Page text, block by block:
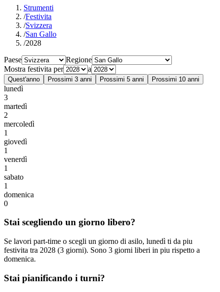
Strumenti
/Festivita
/Svizzera
/San Gallo
/2028
Paese
Regione
Mostra festivita per
a
Quest'anno Prossimi 3 anni Prossimi 5 anni Prossimi 10 anni
lunedì
3
martedì
2
mercoledì
1
giovedì
1
venerdì
1
sabato
1
domenica
0
Stai scegliendo un giorno libero?
Se lavori part-time o scegli un giorno di asilo, lunedì ti da piu
festivita tra 2028 (3 giorni). Sono 3 giorni liberi in piu rispetto a
domenica.
Stai pianificando i turni?